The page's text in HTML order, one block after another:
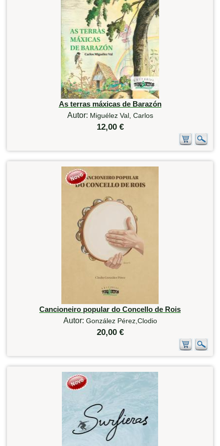
As terras máxicas de Barazón
Autor: Miguélez Val, Carlos
12,00 €
Cancioneiro popular do Concello de Rois
Autor: González Pérez,Clodio
20,00 €